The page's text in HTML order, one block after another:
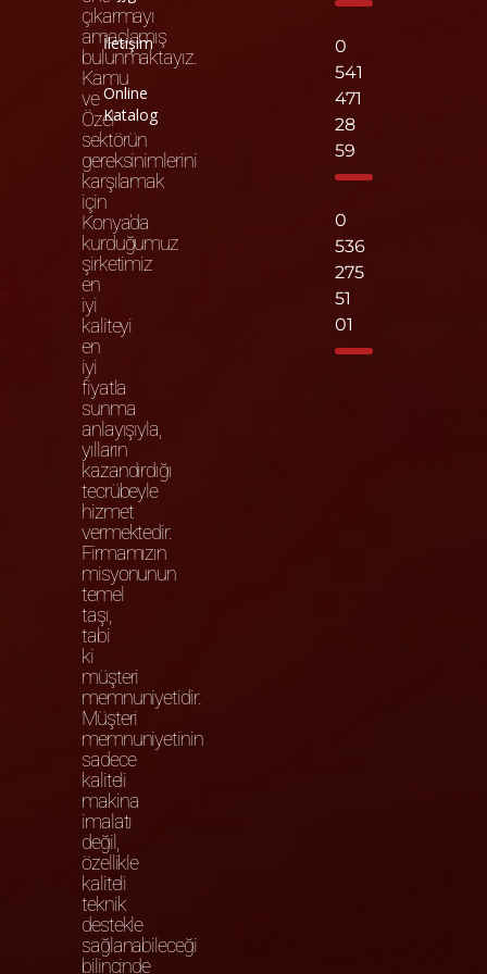
çıkarmayı
amaçlamış
bulunmaktayız.
Kamu
ve
Özel
sektörün
gereksinimlerini
karşılamak
için
Konya’da
kurduğumuz
şirketimiz
en
iyi
kaliteyi
en
iyi
fiyatla
sunma
anlayışıyla,
yılların
kazandırdığı
tecrübeyle
hizmet
vermektedir.
Firmamızın
misyonunun
temel
taşı,
tabi
ki
müşteri
memnuniyetidir.
Müşteri
memnuniyetinin
sadece
kaliteli
makina
imalatı
değil,
özellikle
kaliteli
teknik
destekle
sağlanabileceği
bilincinde
İletişim
Online
Katalog
0
541
471
28
59
0
536
275
51
01